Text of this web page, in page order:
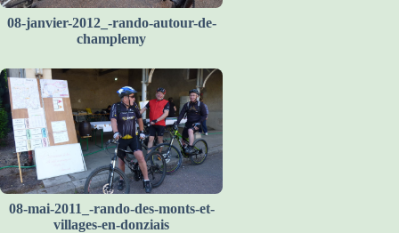
08-janvier-2012_-rando-autour-de-
champlemy
08-mai-2011_-rando-des-monts-et-
villages-en-donziais